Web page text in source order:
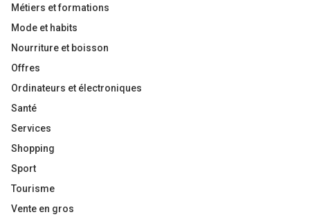
Métiers et formations
Mode et habits
Nourriture et boisson
Offres
Ordinateurs et électroniques
Santé
Services
Shopping
Sport
Tourisme
Vente en gros